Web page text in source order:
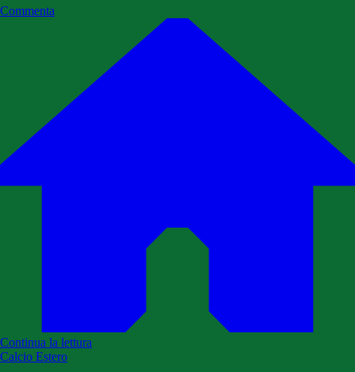
Commenta
Continua la lettura
Calcio Estero